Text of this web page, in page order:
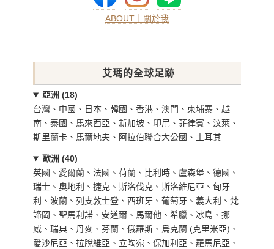
ABOUT｜關於我
艾瑪的全球足跡
亞洲 (18)
台灣、中國、日本、韓國、香港、澳門、柬埔寨、越
南、泰國、馬來西亞、新加坡、印尼、菲律賓、汶萊、
斯里蘭卡、馬爾地夫、阿拉伯聯合大公國、土耳其
歐洲 (40)
英國、愛爾蘭、法國、荷蘭、比利時、盧森堡、德國、
瑞士、奧地利、捷克、斯洛伐克、斯洛維尼亞、匈牙
利、波蘭、列支敦士登、西班牙、葡萄牙、義大利、梵
諦岡、聖馬利諾、安道爾、馬爾他、希臘、冰島、挪
威、瑞典、丹麥、芬蘭、俄羅斯、烏克蘭 (克里米亞)、
愛沙尼亞、拉脫維亞、立陶宛、保加利亞、羅馬尼亞、